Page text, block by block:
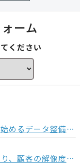
ーム
ください
【8/26開催】Tableau環境で始めるデータ整備〜コンポーザブルデータソースから考える、AI時代のデータの持ち方〜
【8/19開催】開催施策の数より、顧客の解像度。ABM×データで「本当に買う顧客」を見抜く方法